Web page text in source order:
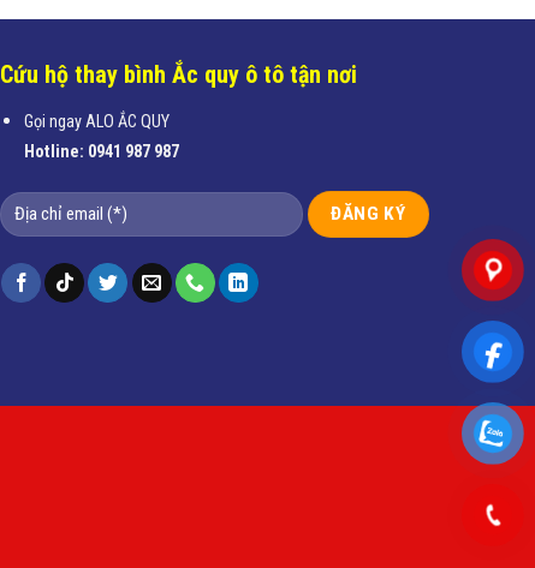
Cứu hộ thay bình Ắc quy ô tô tận nơi
Gọi ngay ALO ẮC QUY
Hotline: 0941 987 987